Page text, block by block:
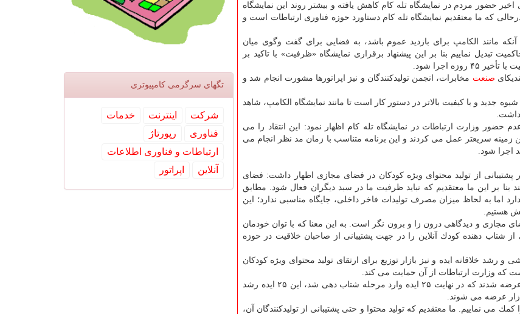
حضور مردم در نمایشگاه تله كام كاهش یافته و بیشتر روند این نمایشگاه
كه ما معتقدیم نمایشگاه تله كام دستاورد حوزه فناوری ارتباطات است و
آنكه مانند الكامپ برای بازدید عموم باشد، به فضایی برای گفت وگوی میان
تبدیل نماییم بنا بر این پیشنهاد برقراری نمایشگاه «ظرفیت» با تاكید بر
اجرا شود.
صنعت مخابرات، انجمن تولیدكنندگان و نیز اپراتورها مشورت انجام شد و
جدید و با كیفیت بالاتر در دستور كار است تا مانند نمایشگاه الكامپ، شاهد
داشت.
حضور وزارت ارتباطات در نمایشگاه تله كام اظهار نمود: این انتقاد را می
زمینه سریعتر عمل می كردند و این برنامه متناسب با زمان مد نظر انجام می
اجرا شود.
پشتیبانی از تولید محتوای ویژه كودكان در فضای مجازی اظهار داشت: فضای
بر این ما معتقدیم كه نباید ظرفیت ما در سبد دیگران فعال شود. مطابق
سینمایی در بین ۱۰ كشور دنیا قرار دارد اما به لحاظ میزان مصرف تولیدات فاخر داخلی، جایگاه مناسبی ندارد؛ این
هستیم.
مجازی و دیدگاهی درون زا و برون نگر است. به این معنا كه با توان خودمان
از شتاب دهنده كودك آنلاین را در جهت پشتیبانی از صاحبان خلاقیت در حوزه
رشد خلاقانه ایده و نیز بازار توزیع برای ارتقای تولید محتوای ویژه كودكان
كه وزارت ارتباطات از آن حمایت می كند.
آذری جهرمی افزود: در شروع این اقدام ۱۱۰۰ ایده به این طرح عرضه شدند كه در نهایت ۲۵ ایده وارد مرحله شتاب دهی شد، این ۲۵ ایده رشد
عرضه می شوند.
كمك می نماییم. ما معتقدیم كه تولید محتوا و حتی پشتیبانی از تولیدكنندگان آن،
تگهای سرگرمی كامپیوتری
شركت اینترنت
خدمات
فناوری
رپورتاژ
ارتباطات و فناوری اطلاعات
آنلاین
اپراتور